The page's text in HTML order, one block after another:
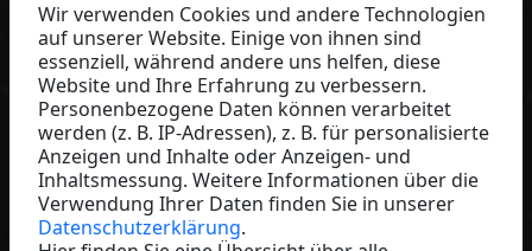
Christian Affenzeller
Orange Cat
Austria
Wir verwenden Cookies und andere Technologien
auf unserer Website. Einige von ihnen sind
essenziell, während andere uns helfen, diese
Website und Ihre Erfahrung zu verbessern.
Personenbezogene Daten können verarbeitet
werden (z. B. IP-Adressen), z. B. für personalisierte
Anzeigen und Inhalte oder Anzeigen- und
Inhaltsmessung. Weitere Informationen über die
Verwendung Ihrer Daten finden Sie in unserer
Datenschutzerklärung.